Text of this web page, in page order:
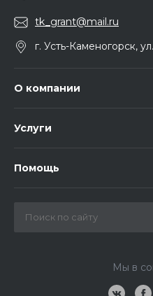
tk_grant@mail.ru
г. Усть-Каменогорск,
О компании
Услуги
Помощь
Мы в